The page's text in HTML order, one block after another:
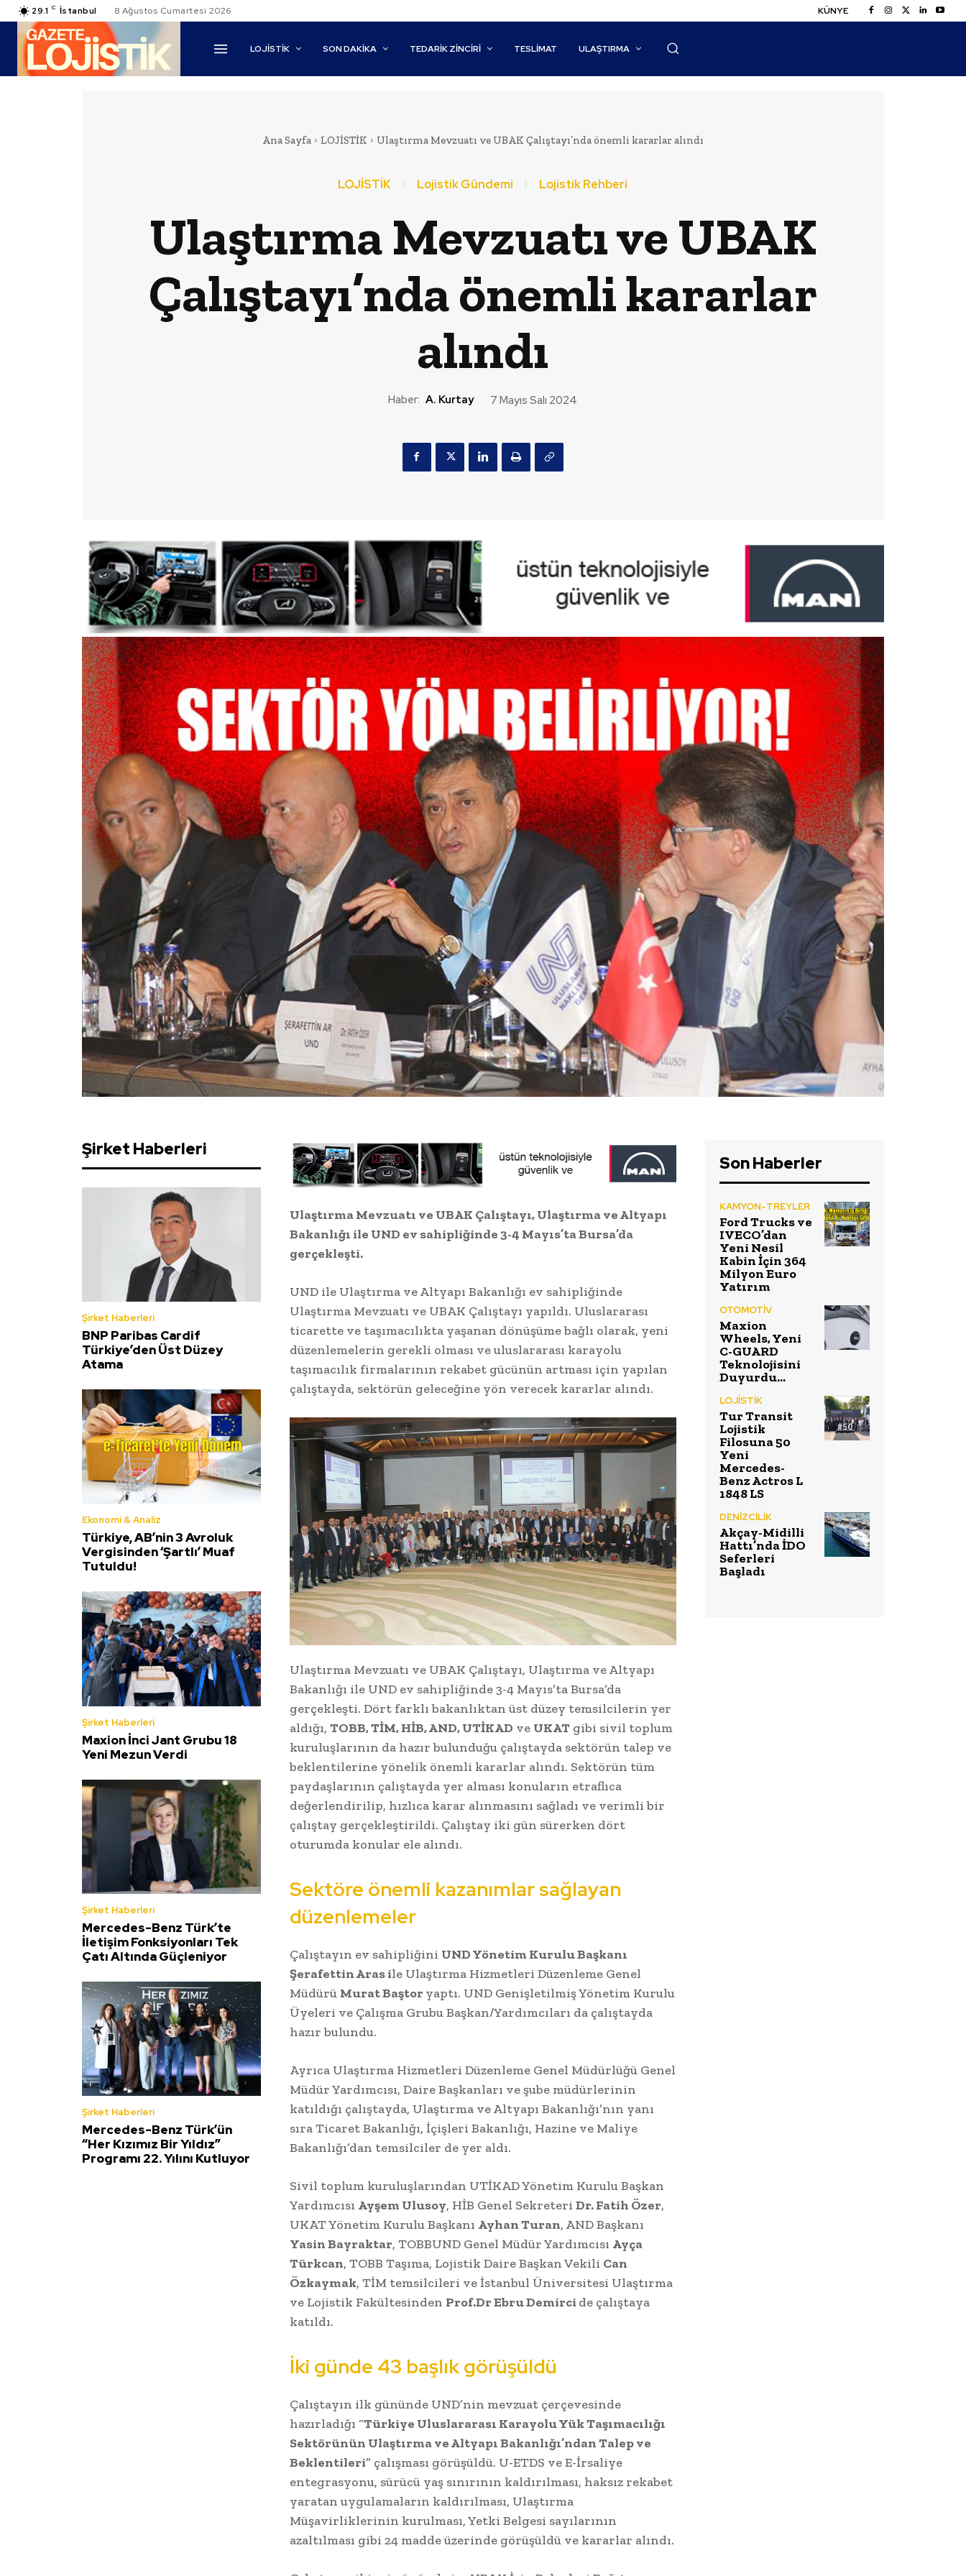
29.1 C İstanbul 8 Ağustos Cumartesi 2026 KÜNYE
LOJİSTİK SON DAKİKA TEDARIK ZINCIRI TESLIMAT ULAŞTIRMA
Ana Sayfa LOJİSTİK Ulaştırma Mevzuatı ve UBAK Çalıştayı’nda önemli kararlar alındı
LOJİSTİK Lojistik Gündemi Lojistik Rehberi
Ulaştırma Mevzuatı ve UBAK
Çalıştayı’nda önemli kararlar
alındı
Haber: A. Kurtay 7 Mayıs Salı 2024
Şirket Haberleri
Şirket Haberleri
BNP Paribas Cardif
Türkiye’den Üst Düzey
Atama
Ekonomi & Analiz
Türkiye, AB’nin 3 Avroluk
Vergisinden ‘Şartlı’ Muaf
Tutuldu!
Şirket Haberleri
Maxion İnci Jant Grubu 18
Yeni Mezun Verdi
Şirket Haberleri
Mercedes-Benz Türk’te
İletişim Fonksiyonları Tek
Çatı Altında Güçleniyor
Şirket Haberleri
Mercedes-Benz Türk’ün
“Her Kızımız Bir Yıldız”
Programı 22. Yılını Kutluyor
Ulaştırma Mevzuatı ve UBAK Çalıştayı, Ulaştırma ve Altyapı
Bakanlığı ile UND ev sahipliğinde 3-4 Mayıs’ta Bursa’da
gerçekleşti.
UND ile Ulaştırma ve Altyapı Bakanlığı ev sahipliğinde
Ulaştırma Mevzuatı ve UBAK Çalıştayı yapıldı. Uluslararası
ticarette ve taşımacılıkta yaşanan dönüşüme bağlı olarak, yeni
düzenlemelerin gerekli olması ve uluslararası karayolu
taşımacılık firmalarının rekabet gücünün artması için yapılan
çalıştayda, sektörün geleceğine yön verecek kararlar alındı.
Ulaştırma Mevzuatı ve UBAK Çalıştayı, Ulaştırma ve Altyapı
Bakanlığı ile UND ev sahipliğinde 3-4 Mayıs’ta Bursa’da
gerçekleşti. Dört farklı bakanlıktan üst düzey temsilcilerin yer
aldığı, TOBB, TİM, HİB, AND, UTİKAD ve UKAT gibi sivil toplum
kuruluşlarının da hazır bulunduğu çalıştayda sektörün talep ve
beklentilerine yönelik önemli kararlar alındı. Sektörün tüm
paydaşlarının çalıştayda yer alması konuların etraflıca
değerlendirilip, hızlıca karar alınmasını sağladı ve verimli bir
çalıştay gerçekleştirildi. Çalıştay iki gün sürerken dört
oturumda konular ele alındı.
Sektöre önemli kazanımlar sağlayan
düzenlemeler
Çalıştayın ev sahipliğini UND Yönetim Kurulu Başkanı
Şerafettin Aras ile Ulaştırma Hizmetleri Düzenleme Genel
Müdürü Murat Baştoryaptı. UND Genişletilmiş Yönetim Kurulu
Üyeleri ve Çalışma Grubu Başkan/Yardımcıları da çalıştayda
hazır bulundu.
Ayrıca Ulaştırma Hizmetleri Düzenleme Genel Müdürlüğü Genel
Müdür Yardımcısı, Daire Başkanları ve şube müdürlerinin
katıldığı çalıştayda, Ulaştırma ve Altyapı Bakanlığı’nın yanı
sıra Ticaret Bakanlığı, İçişleri Bakanlığı, Hazine ve Maliye
Bakanlığı’dan temsilciler de yer aldı.
Sivil toplum kuruluşlarından UTİKAD Yönetim Kurulu Başkan
Yardımcısı Ayşem Ulusoy, HİB Genel Sekreteri Dr. Fatih Özer,
UKAT Yönetim Kurulu Başkanı Ayhan Turan, AND Başkanı
Yasin Bayraktar, TOBBUND Genel Müdür Yardımcısı Ayça
Türkcan, TOBB Taşıma, Lojistik Daire Başkan Vekili Can
Özkaymak, TİM temsilcileri ve İstanbul Üniversitesi Ulaştırma
ve Lojistik Fakültesinden Prof.Dr Ebru Demirci de çalıştaya
katıldı.
İki günde 43 başlık görüşüldü
Çalıştayın ilk gününde UND’nin mevzuat çerçevesinde
hazırladığı “Türkiye Uluslararası Karayolu Yük Taşımacılığı
Sektörünün Ulaştırma ve Altyapı Bakanlığı’ndan Talep ve
Beklentileri” çalışması görüşüldü. U-ETDS ve E-İrsaliye
entegrasyonu, sürücü yaş sınırının kaldırılması, haksız rekabet
yaratan uygulamaların kaldırılması, Ulaştırma
Müşavirliklerinin kurulması, Yetki Belgesi sayılarının
azaltılması gibi 24 madde üzerinde görüşüldü ve kararlar alındı.
Son Haberler
KAMYON-TREYLER
Ford Trucks ve
IVECO’dan
Yeni Nesil
Kabin İçin 364
Milyon Euro
Yatırım
OTOMOTİV
Maxion
Wheels, Yeni
C-GUARD
Teknolojisini
Duyurdu…
LOJİSTİK
Tur Transit
Lojistik
Filosuna 50
Yeni
Mercedes-
Benz Actros L
1848 LS
DENİZCİLİK
Akçay-Midilli
Hattı’nda İDO
Seferleri
Başladı